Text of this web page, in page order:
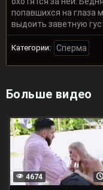
попавшихся на глаза
выдоить заветную
Категории: Сперма
Больше видео
4674